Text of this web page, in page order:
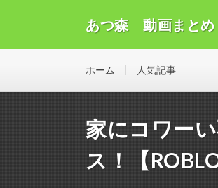
あつ森 動画まとめ
ホーム 人気記事
家にコワー
ス！【